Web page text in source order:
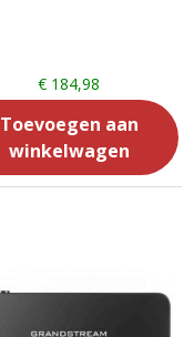
€184,98
Toevoegen aan
winkelwagen